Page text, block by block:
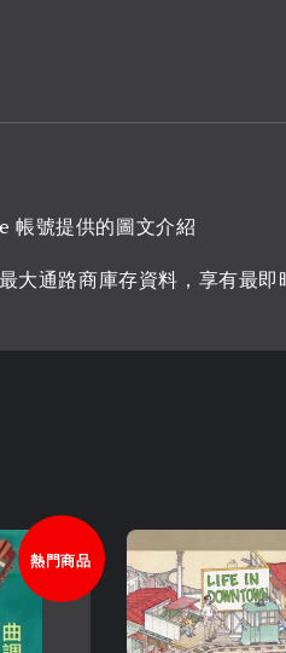
帳號提供的圖文介紹
大通路商庫存資料，享有最即
熱門商品